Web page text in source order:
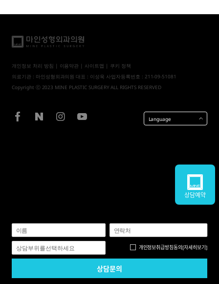
상담예약
개인정보 처리 방침 | 이용약관 | 사이트맵 | 쿠키 정책
의료기관 : 마인성형외과의원 대표 : 이성욱 사업자등록번호 : 211-09-51081
Copyright ⓒ 2023 MINE PLASTIC SURGERY ALL RIGHTS RESERVED
Language
개인정보취급방침동의[자세히보기]
상담부위를선택하세요